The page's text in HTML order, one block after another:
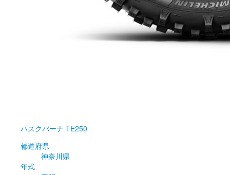
ハスクバーナ TE250
都道府県
神奈川県
年式